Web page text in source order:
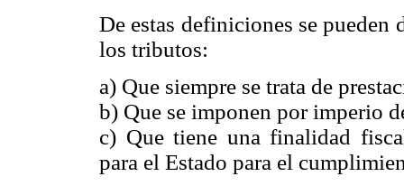
De estas definiciones se pueden
los tributos:
a) Que siempre se trata de
b) Que se imponen por imperio
c) Que tiene una finalidad
para el Estado para el